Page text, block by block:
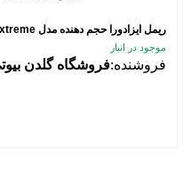
ریمل ایزادورا حجم دهنده مدل Big Bold Extreme
موجود در انبار
فروشنده:فروشگاه گلدن